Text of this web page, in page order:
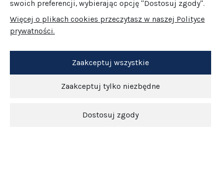
swoich preferencji, wybierając opcję "Dostosuj zgody".
Więcej o plikach cookies przeczytasz w naszej Polityce
prywatności.
Zaakceptuj tylko niezbędne
Dostosuj zgody
Zaakceptuj wszystkie